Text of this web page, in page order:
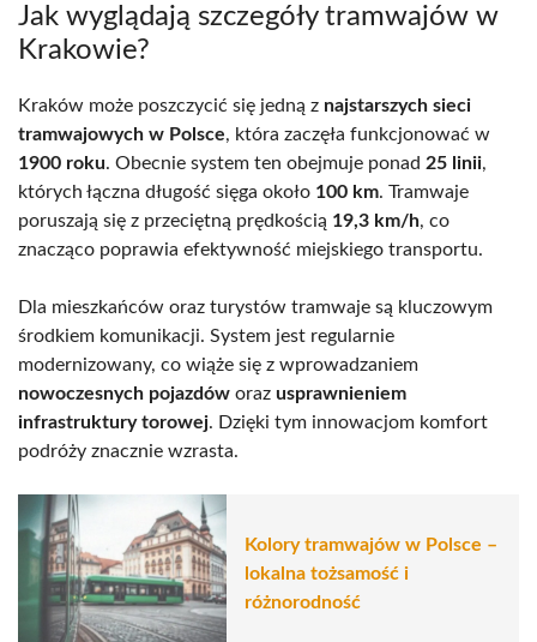
Jak wyglądają szczegóły tramwajów w
Krakowie?
Kraków może poszczycić się jedną z najstarszych sieci
tramwajowych w Polsce, która zaczęła funkcjonować w
1900 roku. Obecnie system ten obejmuje ponad 25 linii,
których łączna długość sięga około 100 km. Tramwaje
poruszają się z przeciętną prędkością 19,3 km/h, co
znacząco poprawia efektywność miejskiego transportu.
Dla mieszkańców oraz turystów tramwaje są kluczowym
środkiem komunikacji. System jest regularnie
modernizowany, co wiąże się z wprowadzaniem
nowoczesnych pojazdów oraz usprawnieniem
infrastruktury torowej. Dzięki tym innowacjom komfort
podróży znacznie wzrasta.
Kolory tramwajów w Polsce –
lokalna tożsamość i
różnorodność